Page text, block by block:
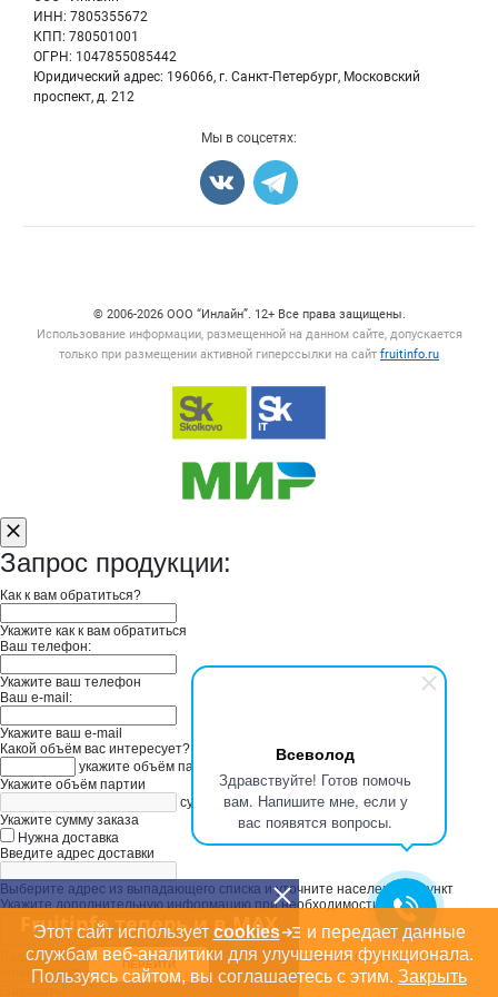
Всеволод
Здравствуйте! Готов помочь
вам. Напишите мне, если у
вас появятся вопросы.
Fruitinfo теперь и в MAX
ПЕРЕЙТИ
ИНН: 7805355672
КПП: 780501001
ОГРН: 1047855085442
Юридический адрес: 196066, г. Санкт-Петербург, Московский
проспект, д. 212
Мы в соцсетях:
© 2006‑2026 ООО “Инлайн”. 12+ Все права защищены.
Использование информации, размещенной на данном сайте, допускается
только при размещении активной гиперссылки на сайт fruitinfo.ru
Этот сайт использует cookies
и передает данные
службам веб-аналитики для улучшения функционала.
Пользуясь сайтом, вы соглашаетесь с этим. Закрыть
Запрос продукции:
Как к вам обратиться?
Укажите как к вам обратиться
Ваш телефон:
Укажите ваш телефон
Ваш e-mail:
Укажите ваш e-mail
Какой объём вас интересует?
укажите объём партии
Укажите объём партии
сумма заказа в руб
Укажите сумму заказа
Нужна доставка
Введите адрес доставки
Выберите адрес из выпадающего списка и уточните населенный пункт
Укажите дополнительную информацию при необходимости
Ваш запрос будет отправлен в "ООО Экотех". Ответ вы получите на свою
личную почту или Вам перезвонят.